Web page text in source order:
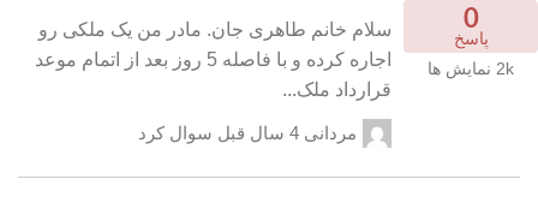
0
پاسخ
2k
نمایش ها
سلام خانم طاهری جان. مادر من یک ملکی رو
اجاره کرده و با فاصله 5 روز بعد از اتمام موعد
قرارداد ملک...
مردانی 4 سال قبل سوال کرد